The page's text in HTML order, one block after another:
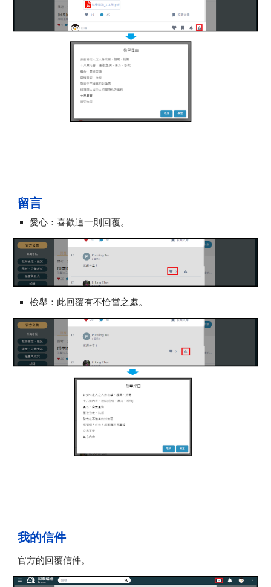
留言
愛心：喜歡這一則回覆。
檢舉：此回覆有不恰當之處。
我的信件
官方的回覆信件。